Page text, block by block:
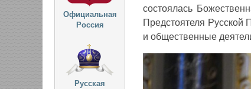
состоялась
Предстоятеля Русской
и общественные
Официальная
Россия
Русская